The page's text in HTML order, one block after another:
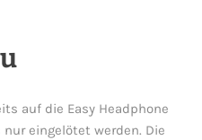
auf die Easy Headphone
eingelötet werden. Die